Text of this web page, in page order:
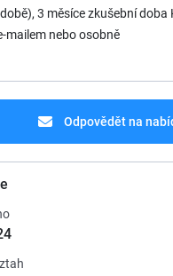
3 měsíce zkušební doba
mailem nebo osobně
Odpovědět na